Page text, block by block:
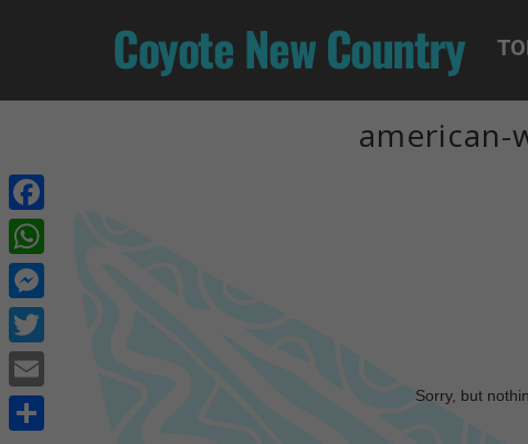
Coyote New Country
american-
Sorry, but
Facebook
WhatsApp
Messenger
Twitter
Email